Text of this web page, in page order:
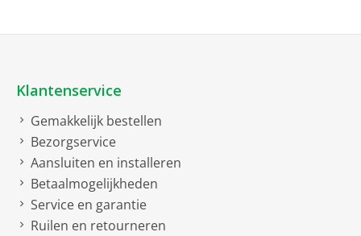
Klantenservice
Gemakkelijk bestellen
Bezorgservice
Aansluiten en installeren
Betaalmogelijkheden
Service en garantie
Ruilen en retourneren